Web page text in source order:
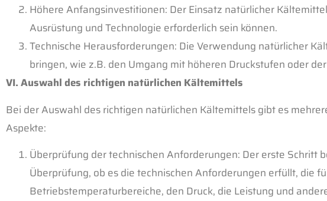
Höhere Anfangsinvestitionen: Der Einsatz natürlicher
Ausrüstung und Technologie erforderlich sein können.
Technische Herausforderungen: Die Verwendung natürlicher
bringen, wie z.B. den Umgang mit höheren Druckstufen oder
VI. Auswahl des richtigen natürlichen Kältemittels
Bei der Auswahl des richtigen natürlichen Kältemittels gibt es
Aspekte:
Überprüfung der technischen Anforderungen: Der erste Schritt
Überprüfung, ob es die technischen Anforderungen erfüllt, die
Betriebstemperaturbereiche, den Druck, die Leistung und